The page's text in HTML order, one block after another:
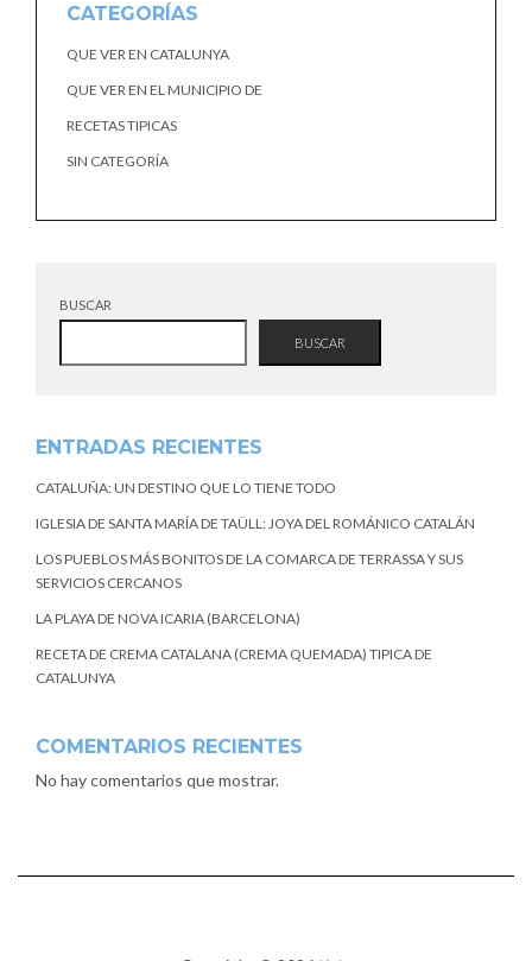
CATEGORÍAS
QUE VER EN CATALUNYA
QUE VER EN EL MUNICIPIO DE
RECETAS TIPICAS
SIN CATEGORÍA
BUSCAR
BUSCAR
ENTRADAS RECIENTES
CATALUÑA: UN DESTINO QUE LO TIENE TODO
IGLESIA DE SANTA MARÍA DE TAÜLL: JOYA DEL ROMÁNICO CATALÁN
LOS PUEBLOS MÁS BONITOS DE LA COMARCA DE TERRASSA Y SUS
SERVICIOS CERCANOS
LA PLAYA DE NOVA ICARIA (BARCELONA)
RECETA DE CREMA CATALANA (CREMA QUEMADA) TIPICA DE
CATALUNYA
COMENTARIOS RECIENTES
No hay comentarios que mostrar.